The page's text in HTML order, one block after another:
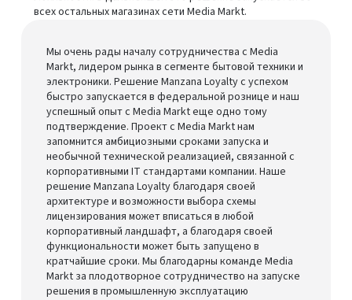
всех остальных магазинах сети Media Markt.
Мы очень рады началу сотрудничества с Media
Markt, лидером рынка в сегменте бытовой техники и
электроники. Решение Manzana Loyalty с успехом
быстро запускается в федеральной рознице и наш
успешный опыт с Media Markt еще одно тому
подтверждение. Проект с Media Markt нам
запомнится амбициозными сроками запуска и
необычной технической реализацией, связанной с
корпоративными IT стандартами компании. Наше
решение Manzana Loyalty благодаря своей
архитектуре и возможности выбора схемы
лицензирования может вписаться в любой
корпоративный ландшафт, а благодаря своей
функциональности может быть запущено в
кратчайшие сроки. Мы благодарны команде Media
Markt за плодотворное сотрудничество на запуске
решения в промышленную эксплуатацию